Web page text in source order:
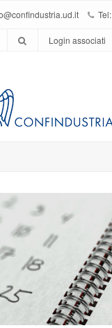
Login associati